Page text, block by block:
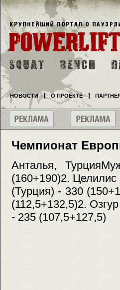
Чемпионат
Анталья,
(160+190)2. Целилис
(Турция) - 330
(112,5+132,5)2.
- 235 (107,5+127,5)
НОВОСТИ О ПРОЕКТЕ